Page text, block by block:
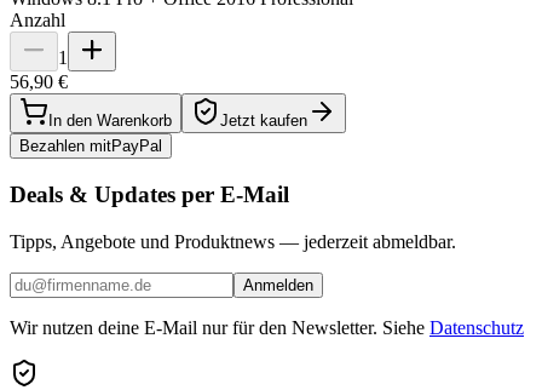
Anzahl
1
56,90 €
In den Warenkorb
Jetzt kaufen
Bezahlen mitPayPal
Deals & Updates per E-Mail
Tipps, Angebote und Produktnews — jederzeit abmeldbar.
Anmelden
Wir nutzen deine E-Mail nur für den Newsletter. Siehe Datenschutz